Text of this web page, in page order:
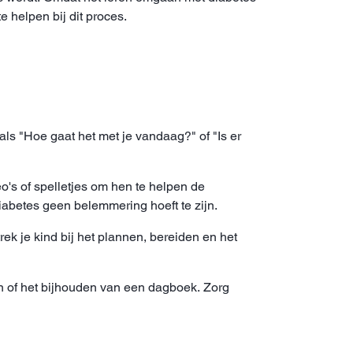
helpen bij dit proces.
"Hoe gaat het met je vandaag?" of "Is er
of spelletjes om hen te helpen de
geen belemmering hoeft te zijn.
je kind bij het plannen, bereiden en het
het bijhouden van een dagboek. Zorg